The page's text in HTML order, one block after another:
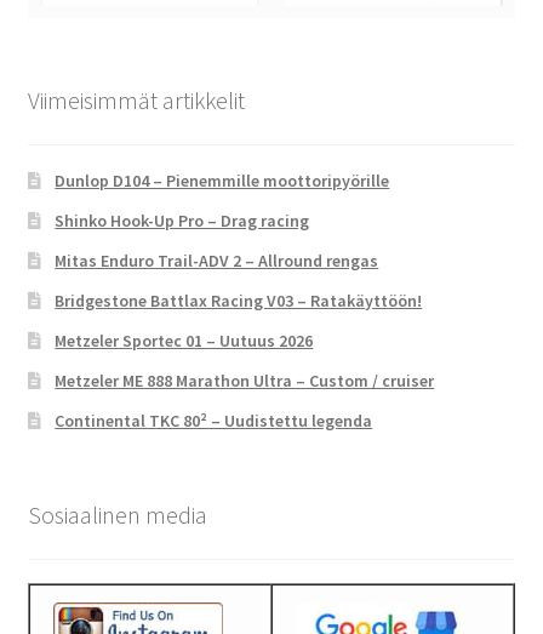
Viimeisimmät artikkelit
Dunlop D104 – Pienemmille moottoripyörille
Shinko Hook-Up Pro – Drag racing
Mitas Enduro Trail-ADV 2 – Allround rengas
Bridgestone Battlax Racing V03 – Ratakäyttöön!
Metzeler Sportec 01 – Uutuus 2026
Metzeler ME 888 Marathon Ultra – Custom / cruiser
Continental TKC 80² – Uudistettu legenda
Sosiaalinen media